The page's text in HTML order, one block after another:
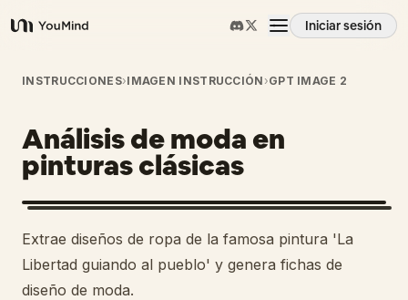
YouMind
Iniciar sesión
Resumen
Casos de uso
Habilidades
Prompts
INSTRUCCIONES›IMAGEN INSTRUCCIÓN ›GPT IMAGE 2
Análisis de moda en
pinturas clásicas
Extrae diseños de ropa de la famosa pintura 'La
Libertad guiando al pueblo' y genera fichas de
diseño de moda.